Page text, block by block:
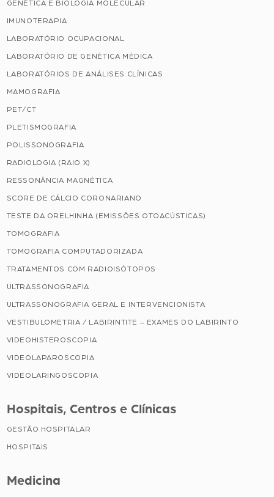
GENÉTICA E BIOLOGIA MOLECULAR
IMUNOTERAPIA
LABORATÓRIO OCUPACIONAL
LABORATÓRIO DE GENÉTICA MÉDICA
LABORATÓRIOS DE ANÁLISES CLÍNICAS
MAMOGRAFIA
PET/CT
PLETISMOGRAFIA
POLISSONOGRAFIA
RADIOLOGIA (RAIO X)
RESSONÂNCIA MAGNÉTICA
SCORE DE CÁLCIO CORONARIANO
TESTE DA ORELHINHA (EMISSÕES OTOACÚSTICAS)
TOMOGRAFIA
TOMOGRAFIA COMPUTADORIZADA
TRATAMENTOS COM RADIOISÓTOPOS
ULTRASSONOGRAFIA
ULTRASSONOGRAFIA GERAL E INTERVENCIONISTA
VESTIBULOMETRIA / LABIRINTITE – EXAMES DO LABIRINTO
VIDEOHISTEROSCOPIA
VIDEOLAPAROSCOPIA
VIDEOLARINGOSCOPIA
Hospitais, Centros e Clínicas
GESTÃO HOSPITALAR
HOSPITAIS
Medicina